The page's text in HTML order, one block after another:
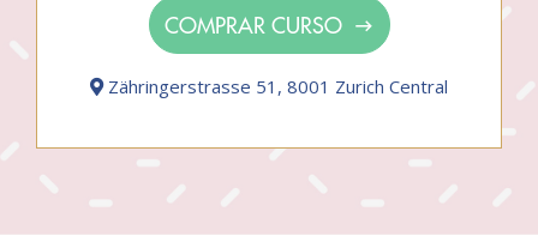
COMPRAR CURSO
Zähringerstrasse 51, 8001 Zurich Central